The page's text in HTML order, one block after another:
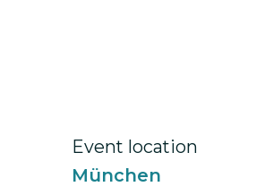
Event location
München